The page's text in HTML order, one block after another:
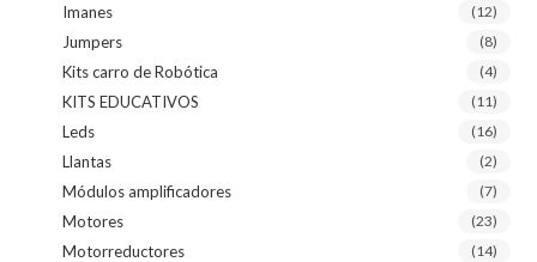
Imanes (12)
Jumpers (8)
Kits carro de Robótica (4)
KITS EDUCATIVOS (11)
Leds (16)
Llantas (2)
Módulos amplificadores (7)
Motores (23)
Motorreductores (14)